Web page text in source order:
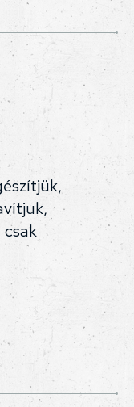
csak